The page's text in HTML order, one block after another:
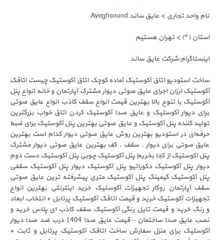
نام واحد تجاری > عایق ساند Ayeghsound
استان (*) > تهران هستیم
اینستاگرام:شرکت عایق ساند
ساخت استودیو اتاق آکوستیک آماده کوچک اتاق آکوستیک چیست اتاقک
آکوستیک ارزان اجرای عایق صوتی دیوار مشترک آپارتمان و خانه انواع پنل
آکوستیک با تنوع بالا بهترین قیمت انواع سقف کاذب انواع عایق صوتی
برای دیوار آکوستیک و عایق صدا آکوستیک کردن اتاق خواب بزرگترین
تولید کننده پنل آکوستیک و عایق صوتی بهترین پنل‌ آکوستیک برای ضبط
حرفه‌ای در استودیو بهترین روش عایق صوتی دیوار کدام است بهترین
عایق صوتی برای دیوار . سقف . کف بهترین عایق صوتی دیوار مشترک
پنل اکوستیک از کجا بخریم پنل آکوستیک چوبی پنل آکوستیک دست دوم
دیوار پنل آکوستیک دکوراتیو پنل آکوستیک دیوار پنل آکوستیک سقفی
پنل آکوستیک گیمینگ پنل آکوستیک متری پیشرفته ترین عایق صوتی
سقف آپارتمان روکار تجهیزات آکوستیک خرید اینترنتی بهترین انواع
تجهیزات آکوستیک خرید و قیمت اتاقک آکوستیک پرتابل + انتخاب ابعاد
و رنگ خرید و قیمت تایل رنگی آکوستیک سقف کاذب ای پلاس خرید و
نصب عایق صدا ساختمان – قیمت عایق صدا 1404 درب ضد صدا دیوار
آکوستیک برای منزل سفارش ساخت اتاقک آکوستیک پرتابل و ثابت +